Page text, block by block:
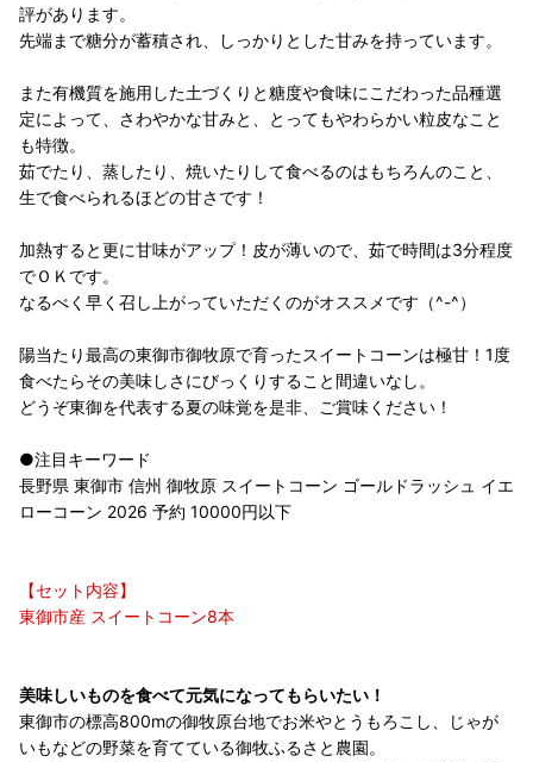
評があります。
先端まで糖分が蓄積され、しっかりとした甘みを持っています。
また有機質を施用した土づくりと糖度や食味にこだわった品種選
定によって、さわやかな甘みと、とってもやわらかい粒皮なこと
も特徴。
茹でたり、蒸したり、焼いたりして食べるのはもちろんのこと、
生で食べられるほどの甘さです！
加熱すると更に甘味がアップ！皮が薄いので、茹で時間は3分程度
でＯＫです。
なるべく早く召し上がっていただくのがオススメです（^-^）
陽当たり最高の東御市御牧原で育ったスイートコーンは極甘！1度
食べたらその美味しさにびっくりすること間違いなし。
どうぞ東御を代表する夏の味覚を是非、ご賞味ください！
●注目キーワード
長野県 東御市 信州 御牧原 スイートコーン ゴールドラッシュ イエ
ローコーン 2026 予約 10000円以下
【セット内容】
東御市産 スイートコーン8本
美味しいものを食べて元気になってもらいたい！
東御市の標高800mの御牧原台地でお米やとうもろこし、じゃが
いもなどの野菜を育てている御牧ふるさと農園。